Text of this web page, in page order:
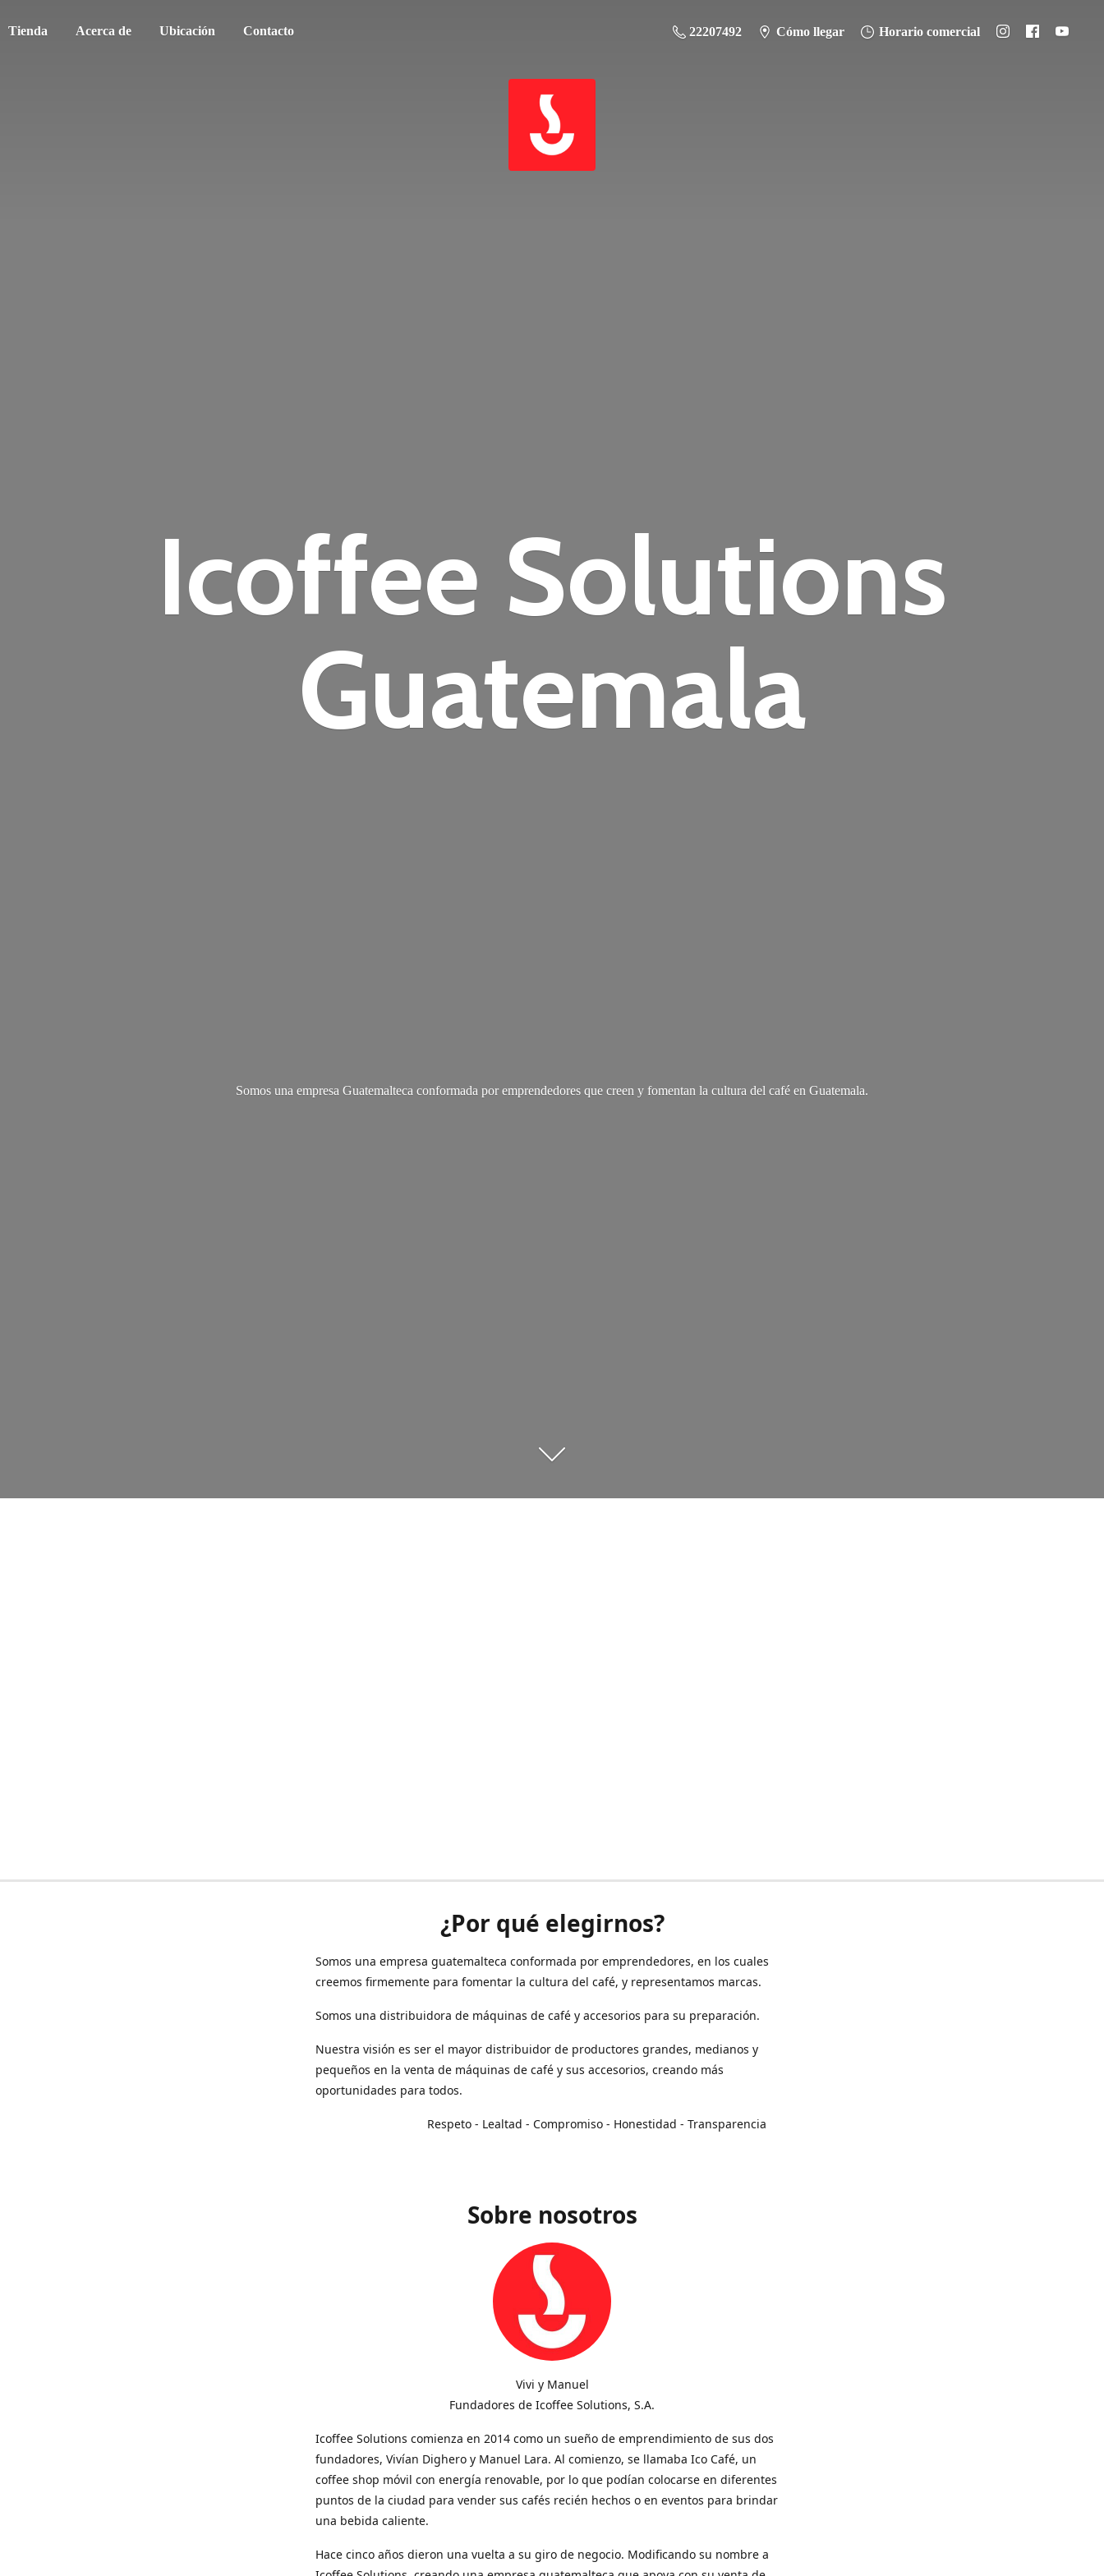
Tienda Acerca de Ubicación Contacto 22207492 Cómo llegar Horario comercial
Icoffee Solutions
Guatemala
Somos una empresa Guatemalteca conformada por emprendedores que creen y fomentan la cultura del café en Guatemala.
¿Por qué elegirnos?
Somos una empresa guatemalteca conformada por emprendedores, en los cuales
creemos firmemente para fomentar la cultura del café, y representamos marcas.
Somos una distribuidora de máquinas de café y accesorios para su preparación.
Nuestra visión es ser el mayor distribuidor de productores grandes, medianos y
pequeños en la venta de máquinas de café y sus accesorios, creando más
oportunidades para todos.
Respeto - Lealtad - Compromiso - Honestidad - Transparencia
Sobre nosotros
Vivi y Manuel
Fundadores de Icoffee Solutions, S.A.
Icoffee Solutions comienza en 2014 como un sueño de emprendimiento de sus dos
fundadores, Vivían Dighero y Manuel Lara. Al comienzo, se llamaba Ico Café, un
coffee shop móvil con energía renovable, por lo que podían colocarse en diferentes
puntos de la ciudad para vender sus cafés recién hechos o en eventos para brindar
una bebida caliente.
Hace cinco años dieron una vuelta a su giro de negocio. Modificando su nombre a